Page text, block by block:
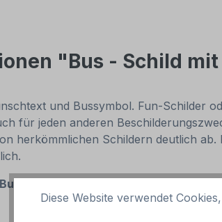
"Bus - Schild
und Bussymbol. Fun-Schilder
für jeden anderen
herkömmlichen Schildern deutlich
Bus - Schild mit Wunschtext und
Diese Website verwendet